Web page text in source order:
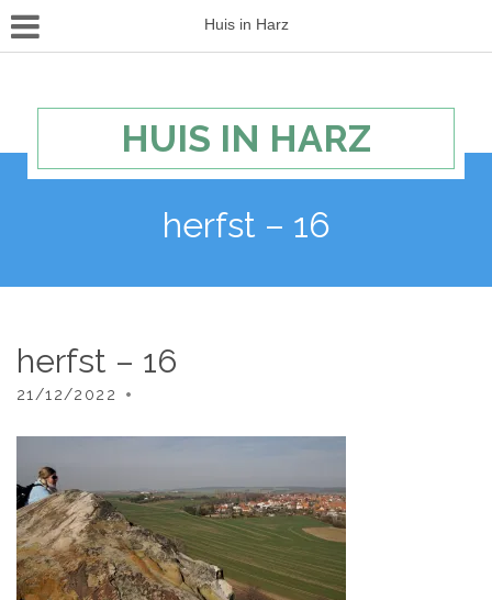
Huis in Harz
HUIS IN HARZ
herfst – 16
herfst – 16
21/12/2022